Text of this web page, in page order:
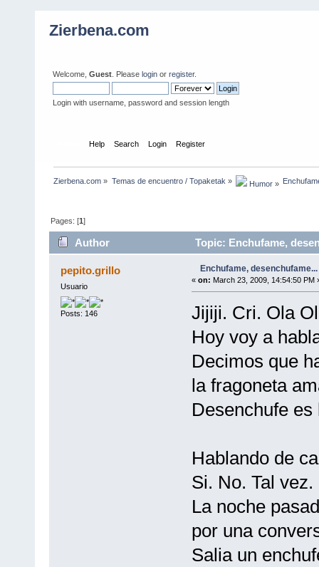
Zierbena.com
Welcome, Guest . Please login or register.
Login with username, password and session length
Help Search Login Register
Zierbena.com » Temas de encuentro / Topaketak » Humor»
Pages: [1]
Author Topic: Enchufame,
pepito.grillo
Usuario
Posts: 146
Enchufame, desenchufame...
« on: March 23, 2009, 14:54:50 PM
Jijiji. Cri. Ola
Hoy voy a
Decimos que
la fragoneta
Desenchufe
Hablando de
Si. No. Tal
La noche
por una
Salia un